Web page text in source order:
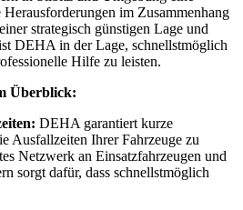
im Zusammenhang
strategisch günstigen Lage und
DEHA in der Lage, schnellstmöglich
Hilfe zu leisten.
Überblick:
DEHA garantiert kurze
Ausfallzeiten Ihrer Fahrzeuge zu
Netzwerk an Einsatzfahrzeugen und
sorgt dafür, dass schnellstmöglich